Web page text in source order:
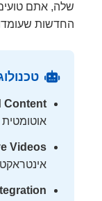
החדשות
Content:
Videos: